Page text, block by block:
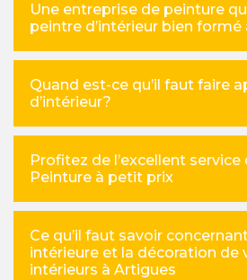
Une entreprise de peinture
peintre d’intérieur bien formé
Quand est-ce qu’il faut faire
d’intérieur?
Profitez de l’excellent service
Peinture à petit prix
Ce qu’il faut savoir
intérieure et la décoration de
intérieurs à Artigues